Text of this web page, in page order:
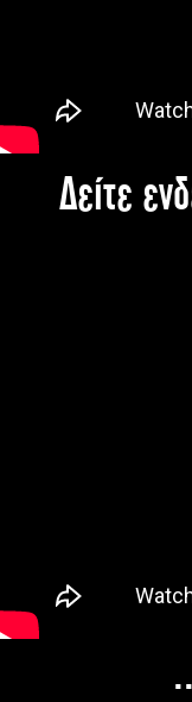
Δείτε